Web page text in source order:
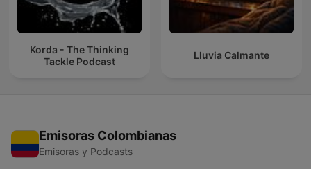
Korda - The Thinking
Tackle Podcast
Lluvia Calmante
Emisoras Colombianas
Emisoras y Podcasts